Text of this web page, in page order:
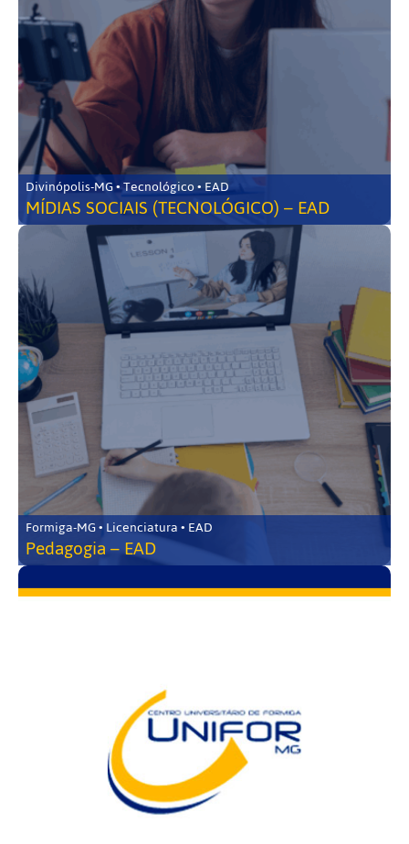
Divinópolis-MG • Tecnológico • EAD
MÍDIAS SOCIAIS (TECNOLÓGICO) – EAD
Formiga-MG • Licenciatura • EAD
Pedagogia – EAD